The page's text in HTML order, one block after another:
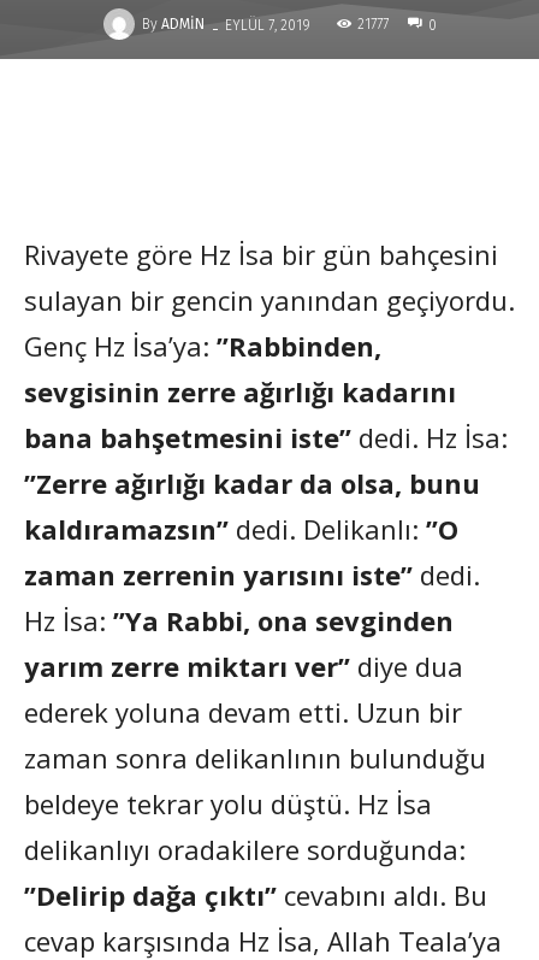
By ADMIN - EYLÜL 7, 2019 21777 0
Rivayete göre Hz İsa bir gün bahçesini
sulayan bir gencin yanından geçiyordu.
Genç Hz İsa’ya: ”Rabbinden,
sevgisinin zerre ağırlığı kadarını
bana bahşetmesini iste” dedi. Hz İsa:
”Zerre ağırlığı kadar da olsa, bunu
kaldıramazsın” dedi. Delikanlı: ”O
zaman zerrenin yarısını iste” dedi.
Hz İsa: ”Ya Rabbi, ona sevginden
yarım zerre miktarı ver” diye dua
ederek yoluna devam etti. Uzun bir
zaman sonra delikanlının bulunduğu
beldeye tekrar yolu düştü. Hz İsa
delikanlıyı oradakilere sorduğunda:
”Delirip dağa çıktı” cevabını aldı. Bu
cevap karşısında Hz İsa, Allah Teala’ya